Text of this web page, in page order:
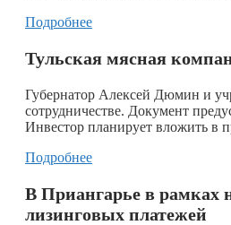
Подробнее
Тульская мясная
Губернатор Алексей Дюмин и
сотрудничестве. Документ
Инвестор планирует вложить в
Подробнее
В Приангарье в рамках
лизинговых платежей